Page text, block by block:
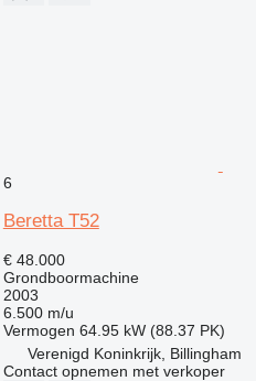
6
Beretta T52
€ 48.000
Grondboormachine
2003
6.500 m/u
Vermogen 64.95 kW (88.37 PK)
Verenigd Koninkrijk, Billingham
Contact opnemen met verkoper